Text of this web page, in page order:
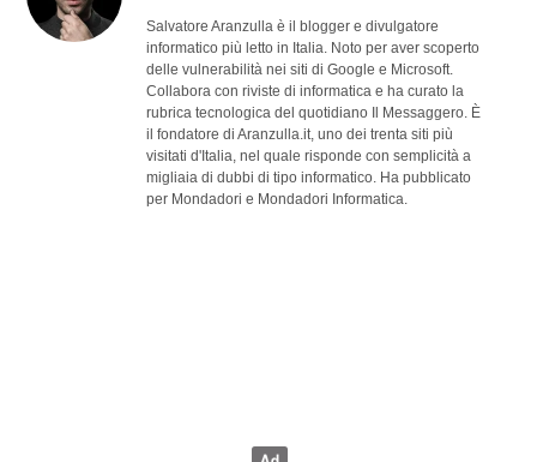
Salvatore Aranzulla è il blogger e divulgatore
informatico più letto in Italia. Noto per aver scoperto
delle vulnerabilità nei siti di Google e Microsoft.
Collabora con riviste di informatica e ha curato la
rubrica tecnologica del quotidiano Il Messaggero. È
il fondatore di Aranzulla.it, uno dei trenta siti più
visitati d'Italia, nel quale risponde con semplicità a
migliaia di dubbi di tipo informatico. Ha pubblicato
per Mondadori e Mondadori Informatica.